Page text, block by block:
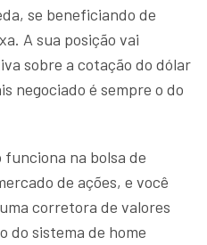
se beneficiando de
A sua posição vai
sobre a cotação do dólar
negociado é sempre o do
na bolsa de
de ações, e você
corretora de valores
do sistema de home